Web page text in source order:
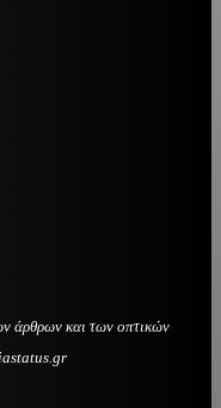
άρθρων και των οπτικών